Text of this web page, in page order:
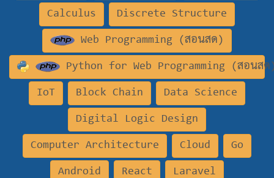
Calculus Discrete Structure
Web Programming (สอนสด)
Python for Web Programming (สอนสด
IoT Block Chain Data Science
Digital Logic Design
Computer Architecture Cloud Go
Android React Laravel